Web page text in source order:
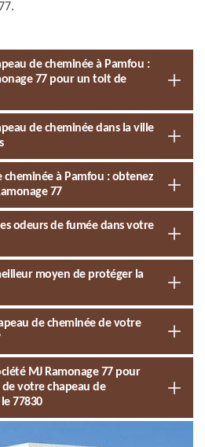
de cheminée à Pamfou :
77 pour un toit de
de cheminée dans la ville
cheminée à Pamfou : obtenez
77
odeurs de fumée dans votre
moyen de protéger la
de cheminée de votre
MJ Ramonage 77 pour
votre chapeau de
77830